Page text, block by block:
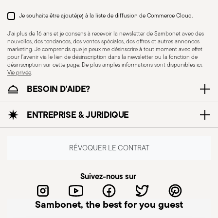
Je souhaite être ajouté(e) à la liste de diffusion de Commerce Cloud.
J'ai plus de 16 ans et je consens à recevoir la newsletter de Sambonet avec des
nouvelles, des tendances, des ventes spéciales, des offres et autres annonces
marketing. Je comprends que je peux me désinscrire à tout moment avec effet
pour l'avenir via le lien de désinscription dans la newsletter ou la fonction de
désinscription sur cette page. De plus amples informations sont disponibles ici:
Vie privée.
BESOIN D'AIDE?
ENTREPRISE & JURIDIQUE
RÉVOQUER LE CONTRAT
Suivez-nous sur
Sambonet, the best for you guest